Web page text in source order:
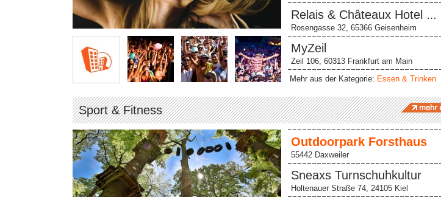
Relais & Châteaux Hotel …
Rosengasse 32, 65366 Geisenheim
MyZeil
Zeil 106, 60313 Frankfurt am Main
Mehr aus der Kategorie: Essen & Trinken
Sport & Fitness
Outdoorpark Forsthaus
La…
55442 Daxweiler
Sneaxs Turnschuhkultur
Holtenauer Straße 74, 24105 Kiel